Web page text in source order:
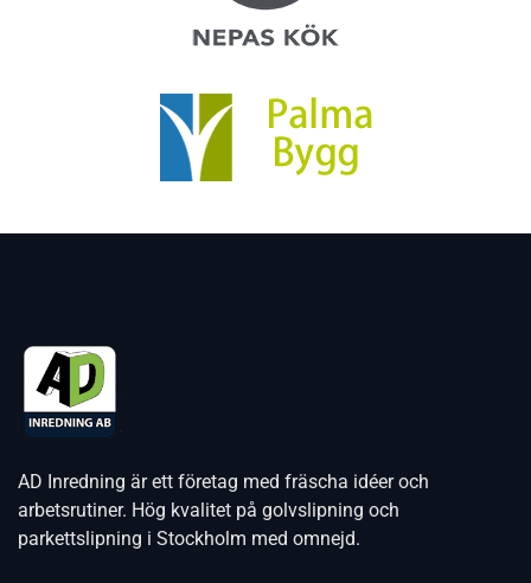
AD Inredning är ett företag med fräscha idéer och
arbetsrutiner. Hög kvalitet på golvslipning och
parkettslipning i Stockholm med omnejd.